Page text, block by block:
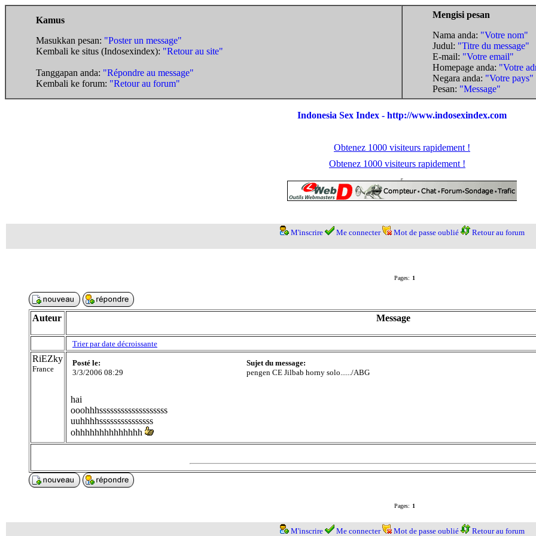
Kamus
Masukkan pesan: "Poster un message"
Kembali ke situs (Indosexindex): "Retour au site"
Tanggapan anda: "Répondre au message"
Kembali ke forum: "Retour au forum"
Mengisi pesan
Nama anda: "Votre nom"
Judul: "Titre du message"
E-mail: "Votre email"
Homepage anda: "Votre
Negara anda: "Votre pays"
Pesan: "Message"
Indonesia Sex Index - http://www.indosexindex.com
Obtenez 1000 visiteurs rapidement !
Obtenez 1000 visiteurs rapidement !
M'inscrire Me connecter Mot de passe oublié Retour au forum
Pages: 1
Auteur Message
Trier par date décroissante
RiEZky
France
Posté le:
3/3/2006 08:29
Sujet du message:
pengen CE Jilbab horny solo....../ABG
hai
ooohhhsssssssssssssssssss
uuhhhhsssssssssssssss
ohhhhhhhhhhhhhh
Pages: 1
M'inscrire Me connecter Mot de passe oublié Retour au forum